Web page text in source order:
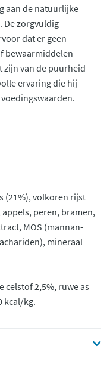
aan de natuurlijke
De zorgvuldig
dat er geen
bewaarmiddelen
zijn van de puurheid
ervaring die hij
(21%), volkoren rijst
peren, bramen,
MOS (mannan-
mineraal
celstof 2,5%, ruwe as
kcal/kg.